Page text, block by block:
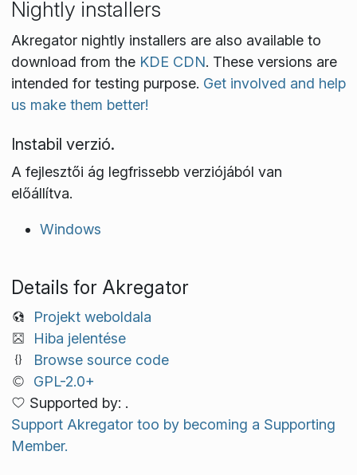
Nightly installers
Akregator nightly installers are also available to
download from the KDE CDN. These versions are
intended for testing purpose. Get involved and help
us make them better!
Instabil verzió.
A fejlesztői ág legfrissebb verziójából van
előállítva.
Windows
Details for Akregator
Projekt weboldala
Hiba jelentése
Browse source code
GPL-2.0+
Supported by: .
Support Akregator too by becoming a Supporting
Member.